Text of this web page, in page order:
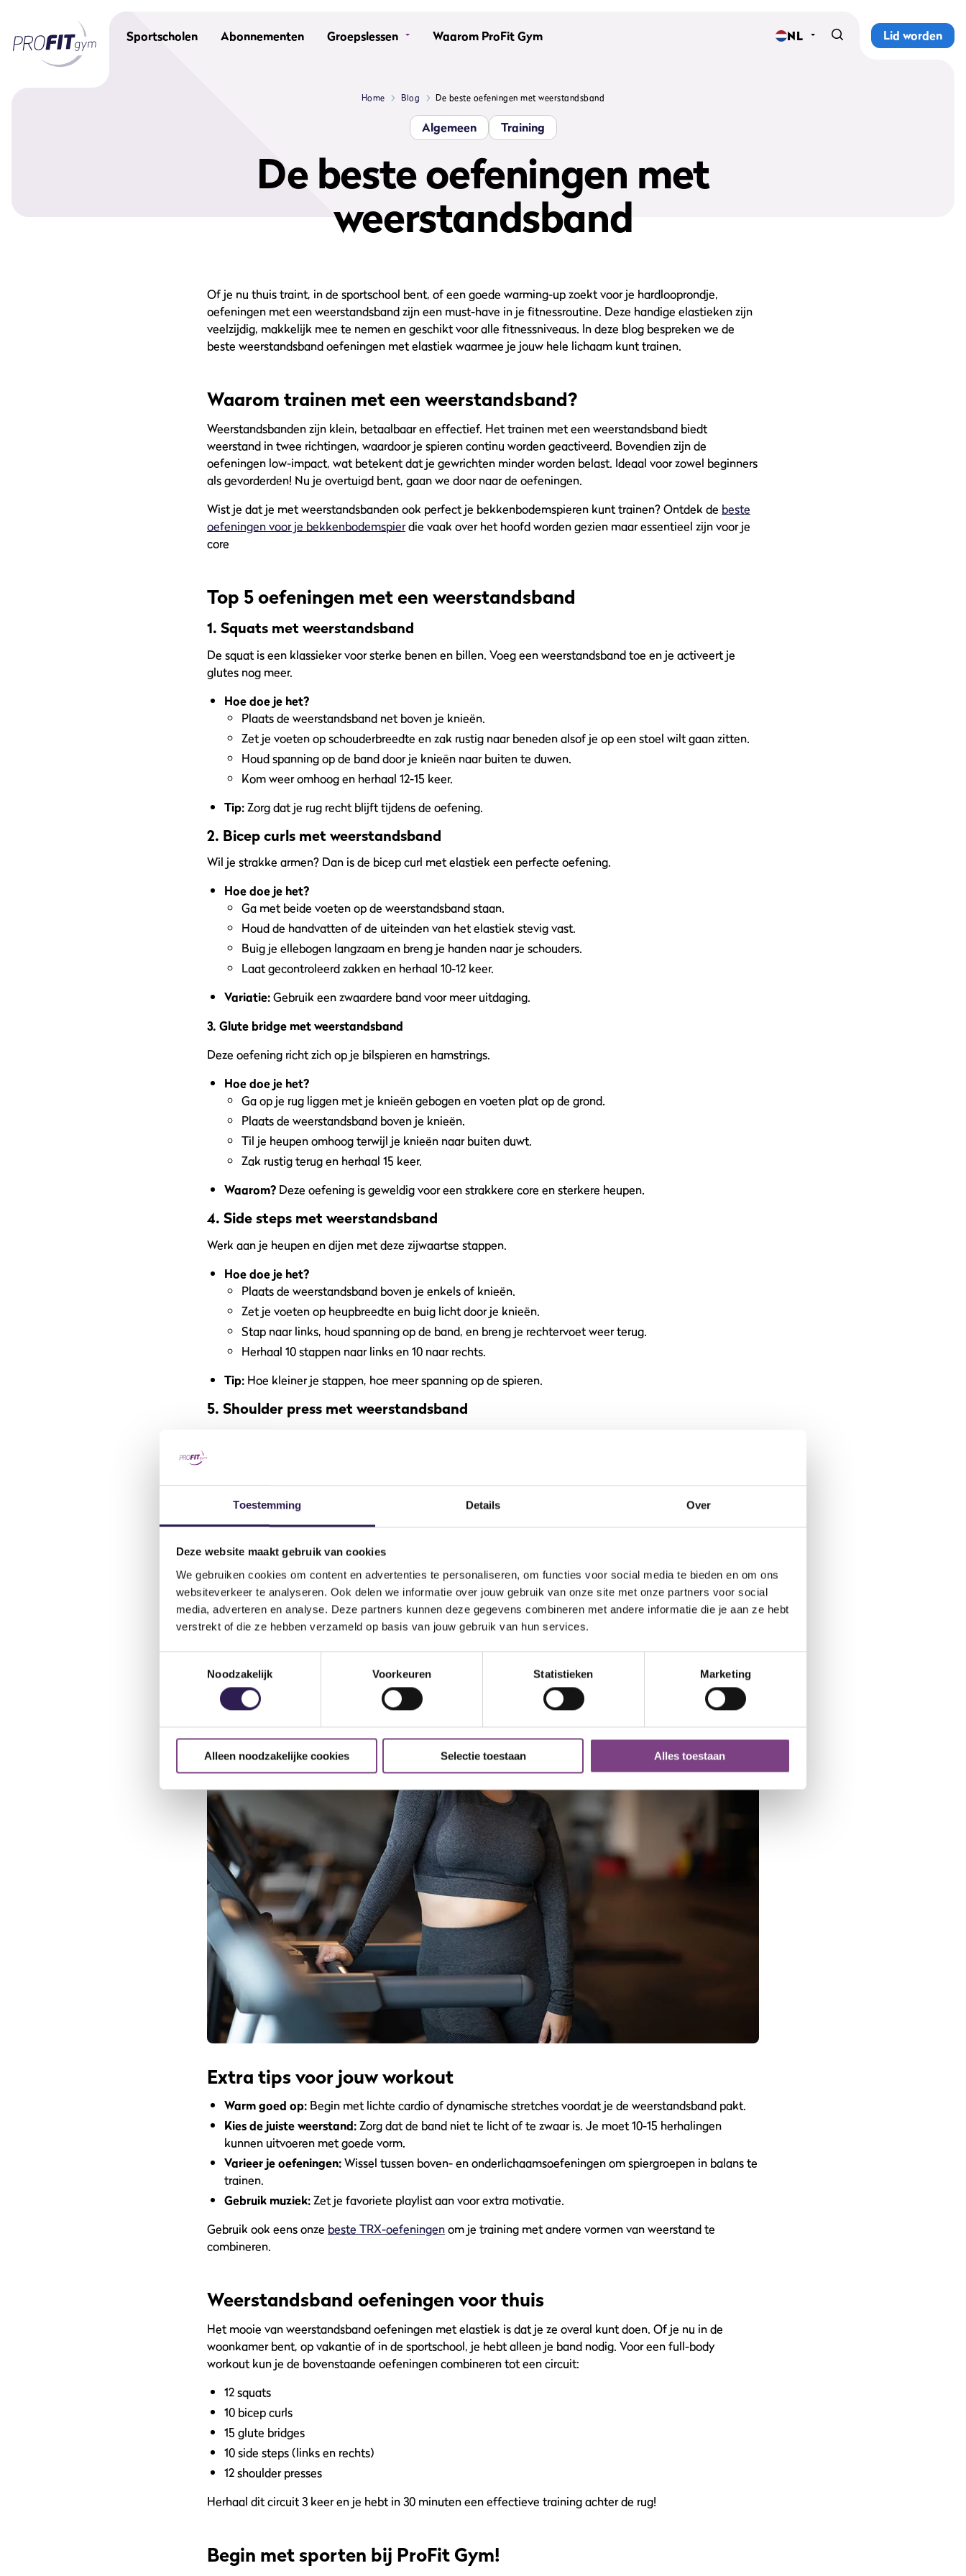
Toestemming Details Over
Deze website maakt gebruik van cookies
We gebruiken cookies om content en advertenties te personaliseren, om functies voor social media te bieden en om ons
websiteverkeer te analyseren. Ook delen we informatie over jouw gebruik van onze site met onze partners voor social
media, adverteren en analyse. Deze partners kunnen deze gegevens combineren met andere informatie die je aan ze hebt
verstrekt of die ze hebben verzameld op basis van jouw gebruik van hun services.
Noodzakelijk
Voorkeuren Statistieken Marketing
Alleen noodzakelijke cookies Selectie toestaan Alles toestaan
Sportscholen Abonnementen Groepslessen
Waarom ProFit Gym
Groepslessen
NL Lid worden
Home Blog De beste oefeningen met weerstandsband
Algemeen Training
De beste oefeningen met
weerstandsband
Of je nu thuis traint, in de sportschool bent, of een goede warming-up zoekt voor je hardlooprondje,
oefeningen met een weerstandsband zijn een must-have in je fitnessroutine. Deze handige elastieken zijn
veelzijdig, makkelijk mee te nemen en geschikt voor alle fitnessniveaus. In deze blog bespreken we de
beste weerstandsband oefeningen met elastiek waarmee je jouw hele lichaam kunt trainen.
Waarom trainen met een weerstandsband?
Weerstandsbanden zijn klein, betaalbaar en effectief. Het trainen met een weerstandsband biedt
weerstand in twee richtingen, waardoor je spieren continu worden geactiveerd. Bovendien zijn de
oefeningen low-impact, wat betekent dat je gewrichten minder worden belast. Ideaal voor zowel beginners
als gevorderden! Nu je overtuigd bent, gaan we door naar de oefeningen.
Wist je dat je met weerstandsbanden ook perfect je bekkenbodemspieren kunt trainen? Ontdek de beste
oefeningen voor je bekkenbodemspierdie vaak over het hoofd worden gezien maar essentieel zijn voor je
core
Top 5 oefeningen met een weerstandsband
1. Squats met weerstandsband
De squat is een klassieker voor sterke benen en billen. Voeg een weerstandsband toe en je activeert je
glutes nog meer.
Hoe doe je het?
Plaats de weerstandsband net boven je knieën.
Zet je voeten op schouderbreedte en zak rustig naar beneden alsof je op een stoel wilt gaan zitten.
Houd spanning op de band door je knieën naar buiten te duwen.
Kom weer omhoog en herhaal 12-15 keer.
Tip:Zorg dat je rug recht blijft tijdens de oefening.
2. Bicep curls met weerstandsband
Wil je strakke armen? Dan is de bicep curl met elastiek een perfecte oefening.
Hoe doe je het?
Ga met beide voeten op de weerstandsband staan.
Houd de handvatten of de uiteinden van het elastiek stevig vast.
Buig je ellebogen langzaam en breng je handen naar je schouders.
Laat gecontroleerd zakken en herhaal 10-12 keer.
Variatie:Gebruik een zwaardere band voor meer uitdaging.
3. Glute bridge met weerstandsband
Deze oefening richt zich op je bilspieren en hamstrings.
Hoe doe je het?
Ga op je rug liggen met je knieën gebogen en voeten plat op de grond.
Plaats de weerstandsband boven je knieën.
Til je heupen omhoog terwijl je knieën naar buiten duwt.
Zak rustig terug en herhaal 15 keer.
Waarom? Deze oefening is geweldig voor een strakkere core en sterkere heupen.
4. Side steps met weerstandsband
Werk aan je heupen en dijen met deze zijwaartse stappen.
Hoe doe je het?
Plaats de weerstandsband boven je enkels of knieën.
Zet je voeten op heupbreedte en buig licht door je knieën.
Stap naar links, houd spanning op de band, en breng je rechtervoet weer terug.
Herhaal 10 stappen naar links en 10 naar rechts.
Tip: Hoe kleiner je stappen, hoe meer spanning op de spieren.
5. Shoulder press met weerstandsband
Ga met je voeten op de band staan en houd de uiteinden op schouderhoogte.
Druk de elastieken omhoog totdat je armen volledig gestrekt zijn.
Laat langzaam zakken en herhaal 10-12 keer.
Voordeel:Je verbetert niet alleen je kracht, maar ook je stabiliteit.
Voor meer oefeningen gericht op het versterken van je onderlichaam, lees onze blog overde beste
oefeningen voor je buik, billen en benen.
Extra tips voor jouw workout
Warm goed op: Begin met lichte cardio of dynamische stretches voordat je de weerstandsband pakt.
Kies de juiste weerstand:Zorg dat de band niet te licht of te zwaar is. Je moet 10-15 herhalingen
kunnen uitvoeren met goede vorm.
Varieer je oefeningen:Wissel tussen boven- en onderlichaamsoefeningen om spiergroepen in balans te
trainen.
Gebruik muziek:Zet je favoriete playlist aan voor extra motivatie.
Gebruik ook eens onze beste TRX-oefeningenom je training met andere vormen van weerstand te
combineren.
Weerstandsband oefeningen voor thuis
Het mooie van weerstandsband oefeningen met elastiek is dat je ze overal kunt doen. Of je nu in de
woonkamer bent, op vakantie of in de sportschool, je hebt alleen je band nodig. Voor een full-body
workout kun je de bovenstaande oefeningen combineren tot een circuit:
12 squats
10 bicep curls
15 glute bridges
10 side steps (links en rechts)
12 shoulder presses
Herhaal dit circuit 3 keer en je hebt in 30 minuten een effectieve training achter de rug!
Begin met sporten bij ProFit Gym!